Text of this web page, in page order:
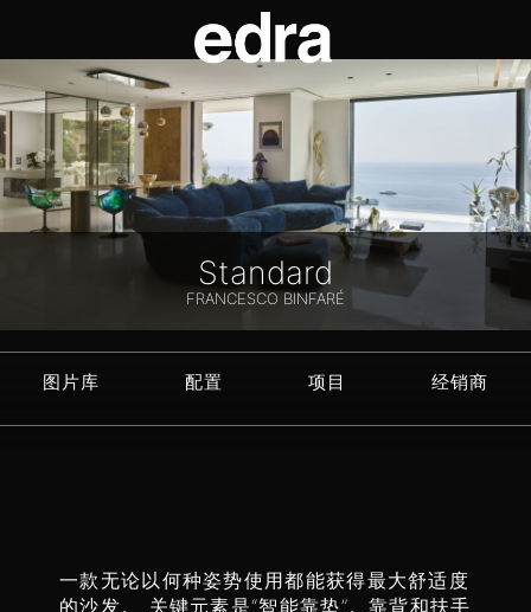
Standard
FRANCESCO BINFARÉ
图片库 配置 项目 经销商
一款无论以何种姿势使用都能获得最大舒适度
的沙发。 关键元素是“智能靠垫”。靠背和扶手